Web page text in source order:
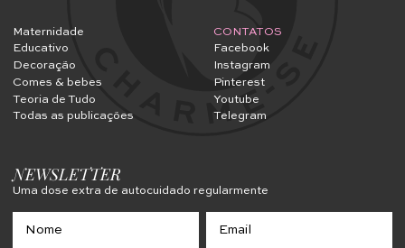
Maternidade
Educativo
Decoração
Comes & bebes
Teoria de Tudo
Todas as publicações
CONTATOS
Facebook
Instagram
Pinterest
Youtube
Telegram
NEWSLETTER
Uma dose extra de autocuidado regularmente